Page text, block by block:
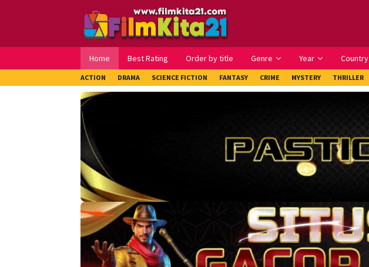
Home Best Rating Order by title Genre Year Country
ACTION DRAMA SCIENCE FICTION FANTASY CRIME MYSTERY THRILLER